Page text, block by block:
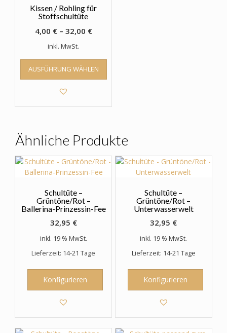
Kissen / Rohling für
Stoffschultüte
4,00 €– 32,00 €
inkl. MwSt.
AUSFÜHRUNG WÄHLEN
Dieses
weist
Optionen
können
auf
der
Produktseite
Ähnliche Produkte
Schultüte –
Grüntöne/Rot –
Ballerina-Prinzessin-Fee
32,95 €
inkl. 19 % MwSt.
Lieferzeit: 14-21 Tage
Konfigurieren
Schultüte –
Grüntöne/Rot –
Unterwasserwelt
32,95 €
inkl. 19 % MwSt.
Lieferzeit: 14-21 Tage
Konfigurieren